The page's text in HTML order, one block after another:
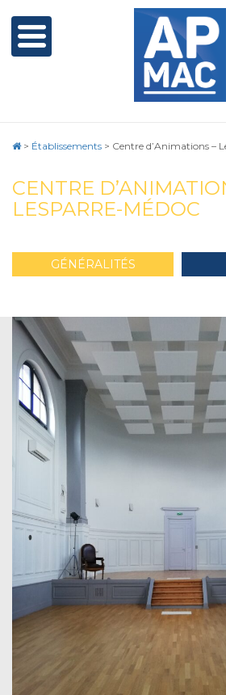
> Établissements > Centre d’Animations –
CENTRE
LESPARRE-MÉDOC
GÉNÉRALITÉS